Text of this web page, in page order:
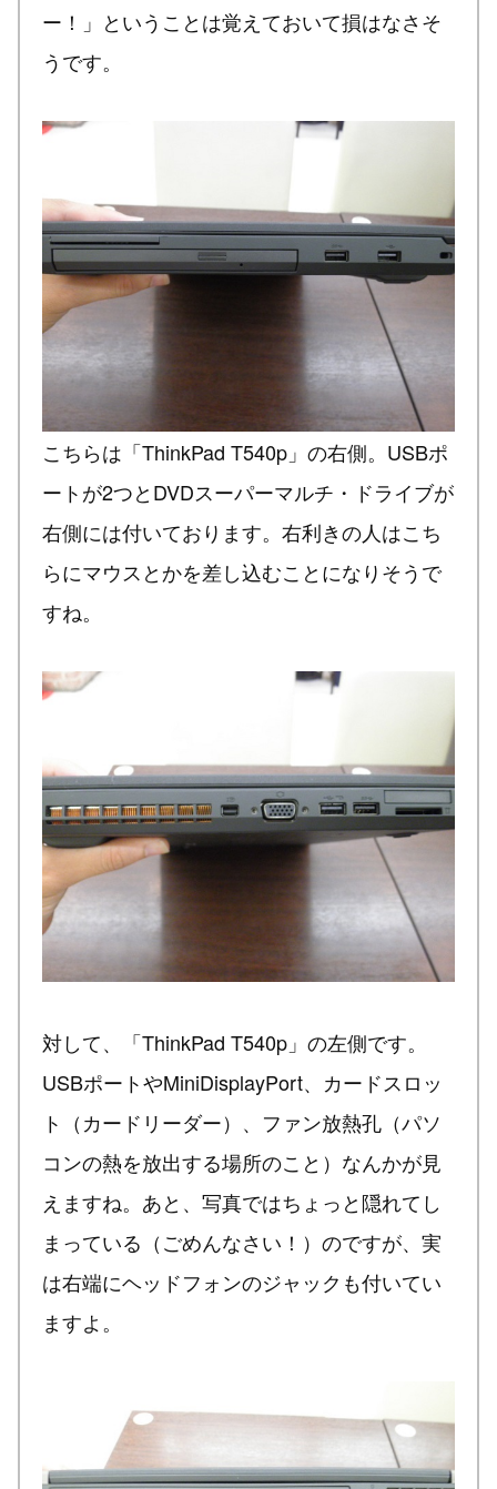
ー！」ということは覚えておいて損はなさそ
うです。
こちらは「ThinkPad T540p」の右側。USBポ
ートが2つとDVDスーパーマルチ・ドライブが
右側には付いております。右利きの人はこち
らにマウスとかを差し込むことになりそうで
すね。
対して、「ThinkPad T540p」の左側です。
USBポートやMiniDisplayPort、カードスロッ
ト（カードリーダー）、ファン放熱孔（パソ
コンの熱を放出する場所のこと）なんかが見
えますね。あと、写真ではちょっと隠れてし
まっている（ごめんなさい！）のですが、実
は右端にヘッドフォンのジャックも付いてい
ますよ。